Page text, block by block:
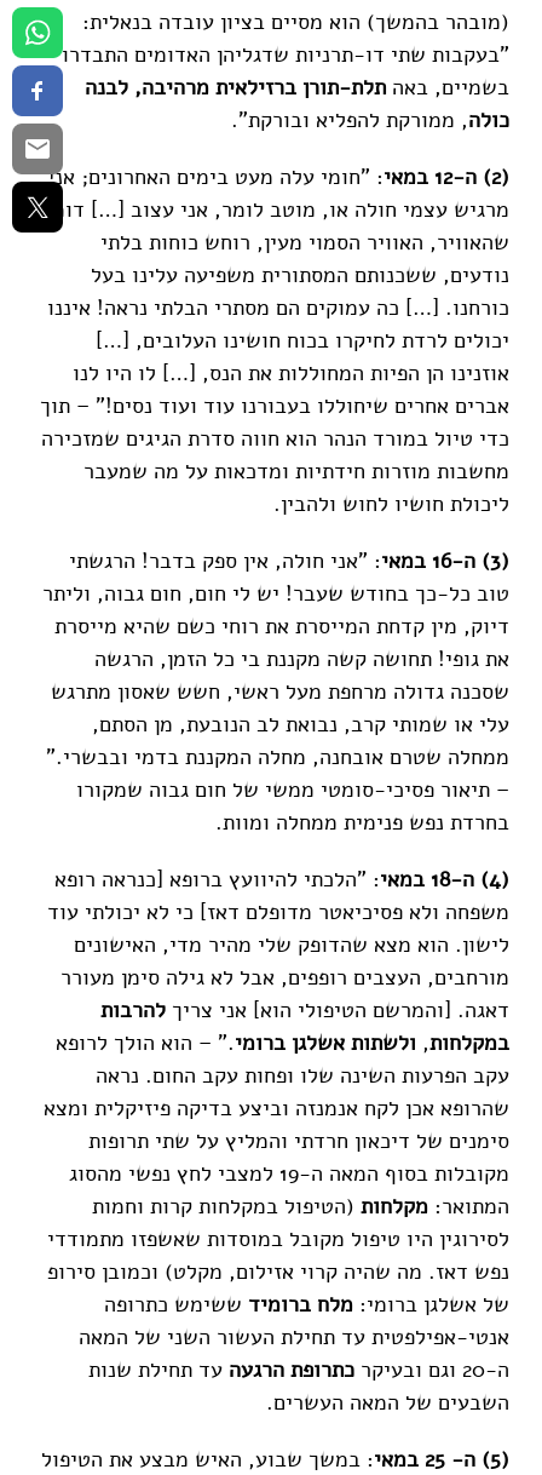
(מובהר בהמשך) הוא מסיים בציון עובדה בנאלית:
"בעקבות שתי דו-תרניות שדגליהן האדומים התבדרו
בשמיים, באה תלת-תורן ברזילאית מרהיבה, לבנה
כולה, ממורקת להפליא ובורקת".
(2) ה-12 במאי
: "חומי עלה מעט בימים האחרונים; אני
מרגיש עצמי חולה או, מוטב לומר, אני עצוב […] דומה
שהאוויר, האוויר הסמוי מעין, רוחש כוחות בלתי
נודעים, ששכנותם המסתורית משפיעה עלינו בעל
כורחנו. […] כה עמוקים הם מסתרי הבלתי נראה! איננו
יכולים לרדת לחיקרו בכוח חושינו העלובים, […]
אוזנינו הן הפיות המחוללות את הנס, […] לו היו לנו
אברים אחרים שיחוללו בעבורנו עוד ועוד נסים!" – תוך
כדי טיול במורד הנהר הוא חווה סדרת הגיגים שמזכירה
מחשבות מוזרות חידתיות ומדכאות על מה שמעבר
ליכולת חושיו לחוש ולהבין.
(3) ה-16 במאי
: "אני חולה, אין ספק בדבר! הרגשתי
טוב כל-כך בחודש שעבר! יש לי חום, חום גבוה, וליתר
דיוק, מין קדחת המייסרת את רוחי כשם שהיא מייסרת
את גופי! תחושה קשה מקננת בי כל הזמן, הרגשה
שסכנה גדולה מרחפת מעל ראשי, חשש שאסון מתרגש
עלי או שמותי קרב, נבואת לב הנובעת, מן הסתם,
ממחלה שטרם אובחנה, מחלה המקננת בדמי ובבשרי."
– תיאור פסיכי-סומטי ממשי של חום גבוה שמקורו
בחרדת נפש פנימית ממחלה ומוות.
(4) ה-18 במאי
: "הלכתי להיוועץ ברופא [כנראה רופא
משפחה ולא פסיכיאטר מדופלם דאז] כי לא יכולתי עוד
לישון. הוא מצא שהדופק שלי מהיר מדי, האישונים
מורחבים, העצבים רופפים, אבל לא גילה סימן מעורר
דאגה. [והמרשם הטיפולי הוא] אני צריך להרבות
במקלחות, ולשתות אשלגן ברומי." – הוא הולך לרופא
עקב הפרעות השינה שלו ופחות עקב החום. נראה
שהרופא אכן לקח אנמנזה וביצע בדיקה פיזיקלית ומצא
סימנים של דיכאון חרדתי והמליץ על שתי תרופות
מקובלות בסוף המאה ה-19 למצבי לחץ נפשי מהסוג
המתואר: מקלחות(הטיפול במקלחות קרות וחמות
לסירוגין היו טיפול מקובל במוסדות שאשפזו מתמודדי
נפש דאז. מה שהיה קרוי אזילום, מקלט) וכמובן סירופ
של אשלגן ברומי: מלח ברומיד ששימש כתרופה
אנטי-אפילפטית עד תחילת העשור השני של המאה
ה-20 וגם ובעיקר
כתרופת הרגעה עד תחילת שנות
השבעים של המאה העשרים.
(5) ה- 25 במאי
: במשך שבוע, האיש מבצע את הטיפול